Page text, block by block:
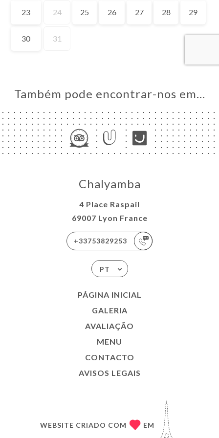
Também pode encontrar-nos em…
Chalyamba
4 Place Raspail
69007 Lyon France
+33753829253
PT
PÁGINA INICIAL
GALERIA
AVALIAÇÃO
MENU
CONTACTO
AVISOS LEGAIS
WEBSITE CRIADO COM EM